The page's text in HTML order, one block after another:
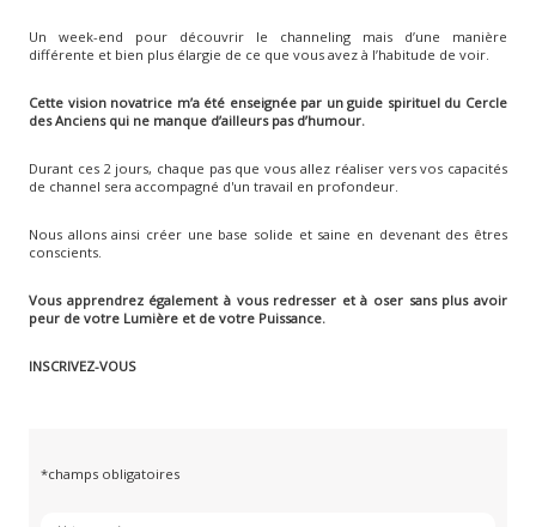
Un week-end pour découvrir le channeling mais d’une manière
différente et bien plus élargie de ce que vous avez à l’habitude de voir.
Cette vision novatrice m’a été enseignée par un guide spirituel du Cercle
des Anciens qui ne manque d’ailleurs pas d’humour.
Durant ces 2 jours, chaque pas que vous allez réaliser vers vos capacités
de channel sera accompagné d'un travail en profondeur.
Nous allons ainsi créer une base solide et saine en devenant des êtres
conscients.
Vous apprendrez également à vous redresser et à oser sans plus avoir
peur de votre Lumière et de votre Puissance.
INSCRIVEZ-VOUS
*champs obligatoires